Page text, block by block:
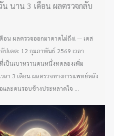
นาน 3 เดือน ผลตรวจกลับ
อน ผลตรวจออกมาคาดไม่ถึง! — เคส
ปเดต: 12 กุมภาพันธ์ 2569 เวลา
เป็นเบาหวานคนหนึ่งทดลองเพิ่ม
ลา 3 เดือน ผลตรวจทางการแพทย์หลัง
และคนรอบข้างประหลาดใจ ...